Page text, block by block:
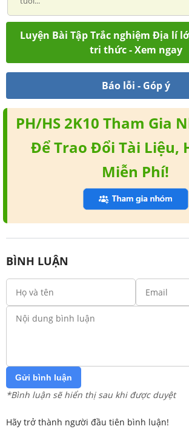
Luyện Bài Tập Trắc nghiệm Địa lí
tri thức - Xem ngay
Báo lỗi - Góp ý
PH/HS 2K10 Tham Gia
Để Trao Đổi Tài Liệu,
Miễn Phí!
BÌNH LUẬN
Gửi bình luận
*Bình luận sẽ hiển thị sau khi được duyệt
Hãy trở thành người đầu tiên bình luận!